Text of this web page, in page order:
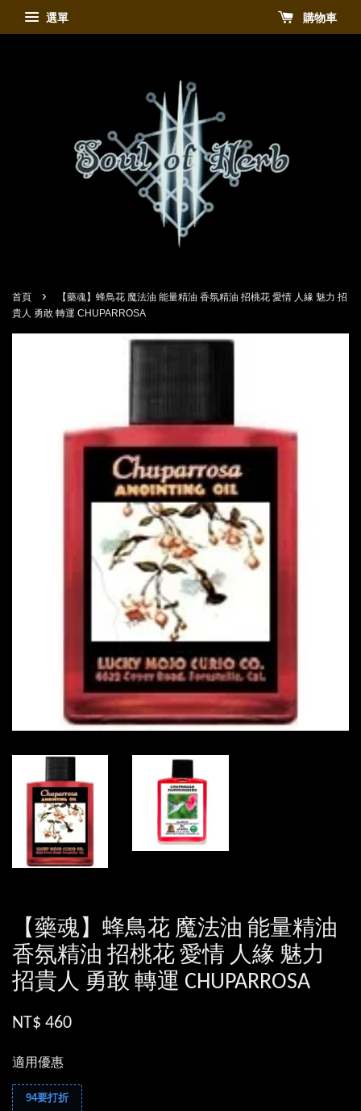
選單 購物車
首頁 ›
【藥魂】蜂鳥花 魔法油 能量精油 香氛精油 招桃花 愛情 人緣 魅力 招
貴人 勇敢 轉運 CHUPARROSA
【藥魂】蜂鳥花 魔法油 能量精油
香氛精油 招桃花 愛情 人緣 魅力
招貴人 勇敢 轉運 CHUPARROSA
NT$ 460
適用優惠
94要打折